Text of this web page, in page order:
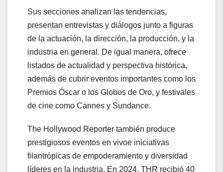
Sus secciones analizan las tendencias,
presentan entrevistas y diálogos junto a figuras
de la actuación, la dirección, la producción, y la
industria en general. De igual manera, ofrece
listados de actualidad y perspectiva histórica,
además de cubrir eventos importantes como los
Premios Óscar o los Globos de Oro, y festivales
de cine como Cannes y Sundance.
The Hollywood Reporter también produce
prestigiosos eventos en vivoe iniciativas
filantrópicas de empoderamiento y diversidad
líderes en la industria. En 2024, THR recibió 40